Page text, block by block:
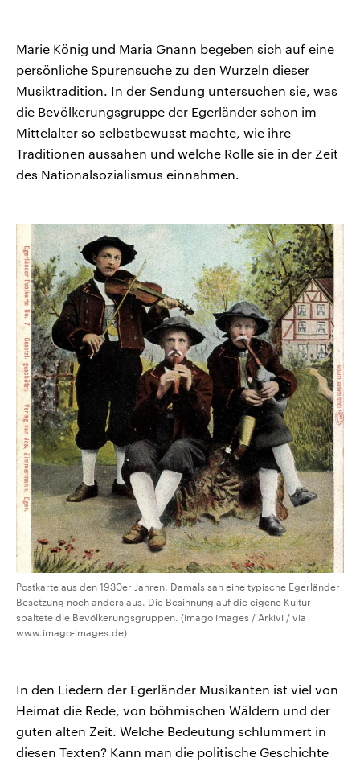
Marie König und Maria Gnann begeben sich auf eine
persönliche Spurensuche zu den Wurzeln dieser
Musiktradition. In der Sendung untersuchen sie, was
die Bevölkerungsgruppe der Egerländer schon im
Mittelalter so selbstbewusst machte, wie ihre
Traditionen aussahen und welche Rolle sie in der Zeit
des Nationalsozialismus einnahmen.
Postkarte aus den 1930er Jahren: Damals sah eine typische Egerländer
Besetzung noch anders aus. Die Besinnung auf die eigene Kultur
spaltete die Bevölkerungsgruppen. (imago images / Arkivi / via
www.imago-images.de)
In den Liedern der Egerländer Musikanten ist viel von
Heimat die Rede, von böhmischen Wäldern und der
guten alten Zeit. Welche Bedeutung schlummert in
diesen Texten? Kann man die politische Geschichte